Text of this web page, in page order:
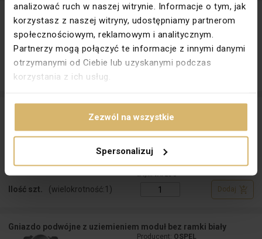
analizować ruch w naszej witrynie. Informacje o tym, jak
korzystasz z naszej witryny, udostępniamy partnerom
społecznościowym, reklamowym i analitycznym.
Partnerzy mogą połączyć te informacje z innymi danymi
otrzymanymi od Ciebie lub uzyskanymi podczas
korzystania z ich usług.
Zezwól na wszystkie
Spersonalizuj
BIS Gniazdo pojedyncze z uziemieniem biały
Producent:OSPEL
14,60 zł brutto / szt.
w tym VAT 23%
Ilość szt. (wielokrotność:1
Producent:KARLIK
15,73 zł
w tym VAT 23%
Ilość szt. (wielokrotność:1 ) Dodaj
Gniazdo podwójne z uziemieniem moduł bez ramki biały
Producent: OSPEL